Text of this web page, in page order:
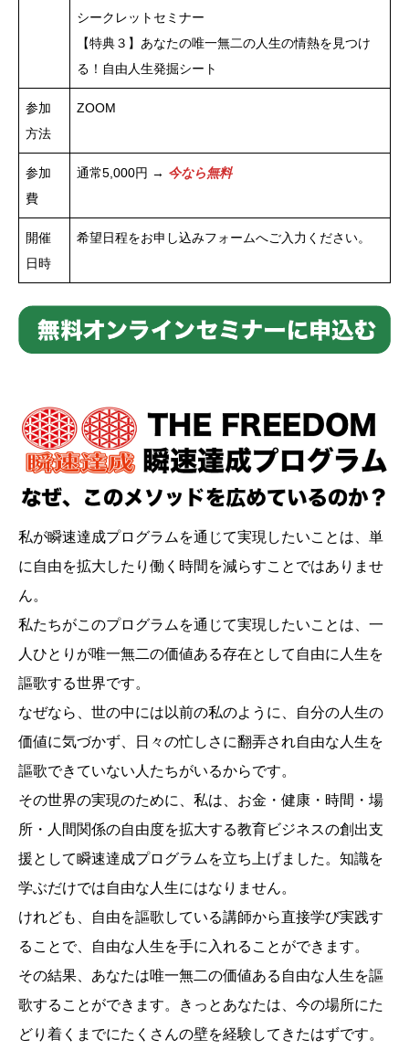
シークレットセミナー
【特典３】あなたの唯一無二の人生の情熱を見つけ
る！自由人生発掘シート
参加
方法
ZOOM
参加
費
通常5,000円 → 今なら無料
開催
日時
希望日程をお申し込みフォームへご入力ください。
私が瞬速達成プログラムを通じて実現したいことは、単
に自由を拡大したり働く時間を減らすことではありませ
ん。
私たちがこのプログラムを通じて実現したいことは、一
人ひとりが唯一無二の価値ある存在として自由に人生を
謳歌する世界です。
なぜなら、世の中には以前の私のように、自分の人生の
価値に気づかず、日々の忙しさに翻弄され自由な人生を
謳歌できていない人たちがいるからです。
その世界の実現のために、私は、お金・健康・時間・場
所・人間関係の自由度を拡大する教育ビジネスの創出支
援として瞬速達成プログラムを立ち上げました。知識を
学ぶだけでは自由な人生にはなりません。
けれども、自由を謳歌している講師から直接学び実践す
ることで、自由な人生を手に入れることができます。
その結果、あなたは唯一無二の価値ある自由な人生を謳
歌することができます。きっとあなたは、今の場所にた
どり着くまでにたくさんの壁を経験してきたはずです。